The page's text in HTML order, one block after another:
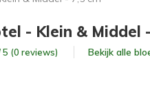
- Klein & Middel
5 (0 reviews) Bekijk alle